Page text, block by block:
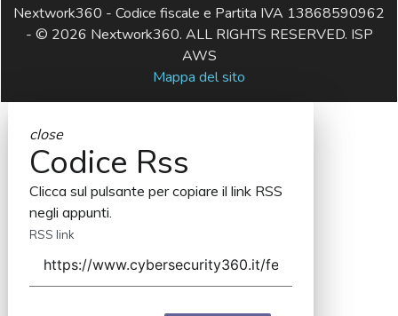
Nextwork360 - Codice fiscale e Partita IVA 13868590962
- © 2026 Nextwork360. ALL RIGHTS RESERVED. ISP
AWS
Mappa del sito
close
Codice Rss
Clicca sul pulsante per copiare il link RSS
negli appunti.
RSS link